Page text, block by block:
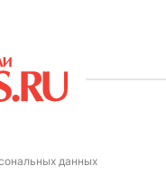
данных